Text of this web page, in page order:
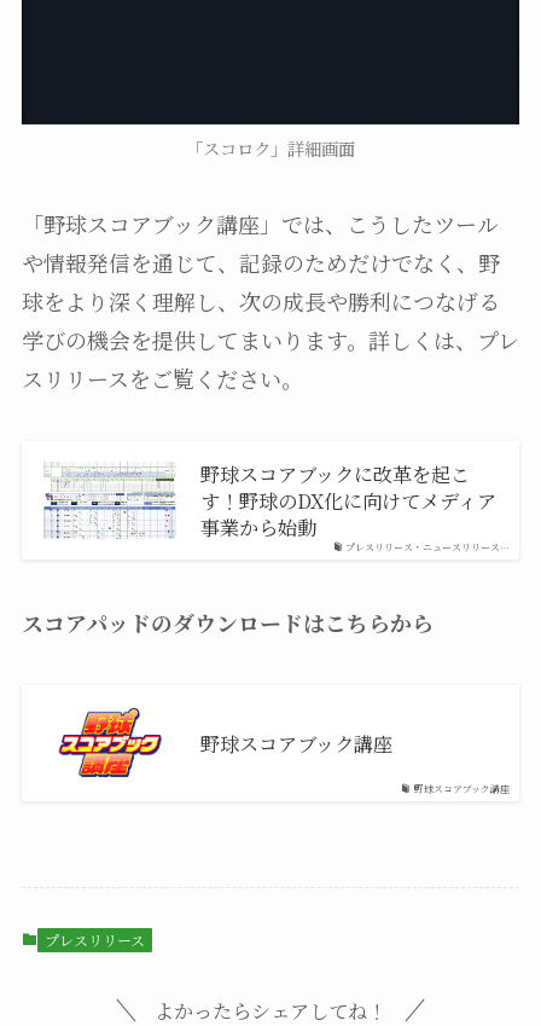
「スコロク」詳細画面
「野球スコアブック講座」では、こうしたツール
や情報発信を通じて、記録のためだけでなく、野
球をより深く理解し、次の成長や勝利につなげる
学びの機会を提供してまいります。詳しくは、プレ
スリリースをご覧ください。
プレスリリース・ニュースリリース…
野球スコアブックに改革を起こ
す！野球のDX化に向けてメディア
事業から始動
スコアパッドのダウンロードはこちらから
野球スコアブック講座
野球スコアブック講座
プレスリリース
よかったらシェアしてね！